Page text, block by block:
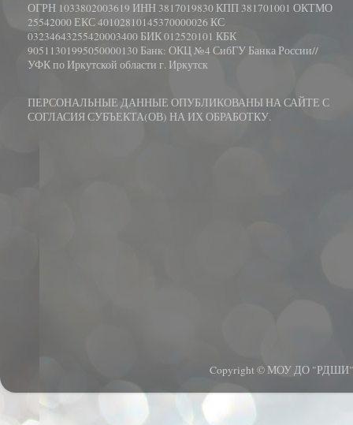
ОГРН 1033802003619 ИНН 3817019830 КПП 381701001 ОКТМО
25542000 ЕКС 40102810145370000026 КС
03234643255420003400 БИК 012520101 КБК
90511301995050000130 Банк: ОКЦ №4 СибГУ Банка России//
УФК по Иркутской области г. Иркутск
ПЕРСОНАЛЬНЫЕ ДАННЫЕ ОПУБЛИКОВАНЫ НА САЙТЕ С
СОГЛАСИЯ СУБЪЕКТА(ОВ) НА ИХ ОБРАБОТКУ.
Copyright © МОУ ДО "РДШИ".